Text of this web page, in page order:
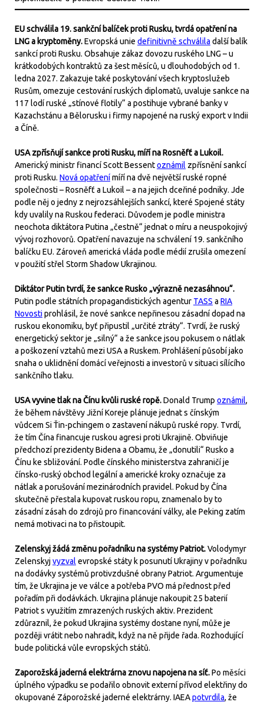
EU schválila 19. sankční balíček proti Rusku, tvrdá opatření na
LNG a kryptoměny.Evropská unie definitivně schválila další balík
sankcí proti Rusku. Obsahuje zákaz dovozu ruského LNG – u
krátkodobých kontraktů za šest měsíců, u dlouhodobých od 1.
ledna 2027. Zakazuje také poskytování všech kryptoslužeb
Rusům, omezuje cestování ruských diplomatů, uvaluje sankce na
117 lodí ruské „stínové flotily“ a postihuje vybrané banky v
Kazachstánu a Bělorusku i firmy napojené na ruský export v Indii
a Číně.
USA zpřísňují sankce proti Rusku, míří na Rosněfť a Lukoil.
Americký ministr financí Scott Bessentoznámil zpřísnění sankcí
proti Rusku. Nová opatřenímíří na dvě největší ruské ropné
společnosti – Rosněfť a Lukoil – a na jejich dceřiné podniky. Jde
podle něj o jedny z nejrozsáhlejších sankcí, které Spojené státy
kdy uvalily na Ruskou federaci. Důvodem je podle ministra
neochota diktátora Putina „čestně“ jednat o míru a neuspokojivý
vývoj rozhovorů. Opatření navazuje na schválení 19. sankčního
balíčku EU. Zároveň americká vláda podle médií zrušila omezení
v použití střel Storm Shadow Ukrajinou.
Diktátor Putin tvrdí, že sankce Rusko „výrazně nezasáhnou“.
Putin podle státních propagandistických agentur TASS a RIA
Novostiprohlásil, že nové sankce nepřinesou zásadní dopad na
ruskou ekonomiku, byť připustil „určité ztráty“. Tvrdí, že ruský
energetický sektor je „silný“ a že sankce jsou pokusem o nátlak
a poškození vztahů mezi USA a Ruskem. Prohlášení působí jako
snaha o uklidnění domácí veřejnosti a investorů v situaci sílícího
sankčního tlaku.
USA vyvine tlak na Čínu kvůli ruské ropě.Donald Trump oznámil,
že během návštěvy Jižní Koreje plánuje jednat s čínským
vůdcem Si Ťin-pchingem o zastavení nákupů ruské ropy. Tvrdí,
že tím Čína financuje ruskou agresi proti Ukrajině. Obviňuje
předchozí prezidenty Bidena a Obamu, že „donutili“ Rusko a
Čínu ke sbližování. Podle čínského ministerstva zahraničí je
čínsko-ruský obchod legální a americké kroky označuje za
nátlak a porušování mezinárodních pravidel. Pokud by Čína
skutečně přestala kupovat ruskou ropu, znamenalo by to
zásadní zásah do zdrojů pro financování války, ale Peking zatím
nemá motivaci na to přistoupit.
Zelenskyj žádá změnu pořadníku na systémy Patriot.Volodymyr
Zelenskyjvyzval evropské státy k posunutí Ukrajiny v pořadníku
na dodávky systémů protivzdušné obrany Patriot. Argumentuje
tím, že Ukrajina je ve válce a potřeba PVO má přednost před
pořadím při dodávkách. Ukrajina plánuje nakoupit 25 baterií
Patriot s využitím zmrazených ruských aktiv. Prezident
zdůraznil, že pokud Ukrajina systémy dostane nyní, může je
později vrátit nebo nahradit, když na ně přijde řada. Rozhodující
bude politická vůle evropských států.
Zaporožská jaderná elektrárna znovu napojena na síť.Po měsíci
úplného výpadku se podařilo obnovit externí přívod elektřiny do
okupované Záporožské jaderné elektrárny. IAEApotvrdila, že